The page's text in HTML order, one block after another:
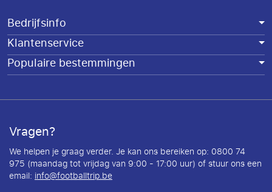
Bedrijfsinfo
Klantenservice
Populaire bestemmingen
Vragen?
We helpen je graag verder. Je kan ons bereiken op: 0800 74
975 (maandag tot vrijdag van 9:00 - 17:00 uur) of stuur ons een
email: info@footballtrip.be